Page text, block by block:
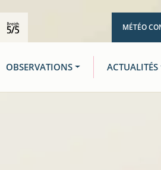
MÉTÉO
OBSERVATIONS ACTUALITÉS